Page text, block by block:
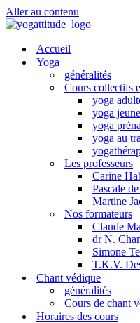
Aller au contenu
Accueil
Yoga
généralités
Cours collectifs
yoga
yoga
yoga
yoga au
Les professeurs
Carine
Pascale
Martine
Nos formateurs
Claude
dr N.
Simone
T.K.V.
Chant védique
généralités
Cours de chant
Horaires des cours